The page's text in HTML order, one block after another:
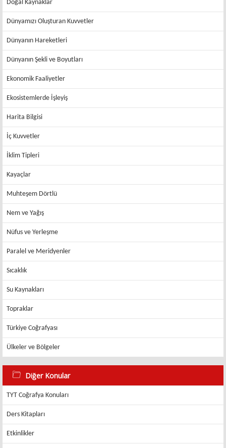
Doğal Kaynaklar
Dünyamızı Oluşturan Kuvvetler
Dünyanın Hareketleri
Dünyanın Şekli ve Boyutları
Ekonomik Faaliyetler
Ekosistemlerde İşleyiş
Harita Bilgisi
İç Kuvvetler
İklim Tipleri
Kayaçlar
Muhteşem Dörtlü
Nem ve Yağış
Nüfus ve Yerleşme
Paralel ve Meridyenler
Sıcaklık
Su Kaynakları
Topraklar
Türkiye Coğrafyası
Ülkeler ve Bölgeler
Diğer Konular
TYT Coğrafya Konuları
Ders Kitapları
Etkinlikler